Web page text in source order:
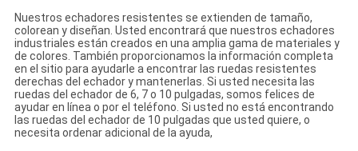
Nuestros echadores resistentes se extienden de tamaño,
colorean y diseñan. Usted encontrará que nuestros echadores
industriales están creados en una amplia gama de materiales y
de colores. También proporcionamos la información completa
en el sitio para ayudarle a encontrar las ruedas resistentes
derechas del echador y mantenerlas. Si usted necesita las
ruedas del echador de 6, 7 o 10 pulgadas, somos felices de
ayudar en línea o por el teléfono. Si usted no está encontrando
las ruedas del echador de 10 pulgadas que usted quiere, o
necesita ordenar adicional de la ayuda,